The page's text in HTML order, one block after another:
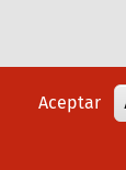
Aceptar